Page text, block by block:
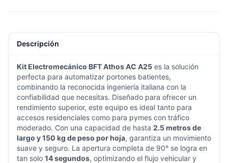
Descripción
Kit Electromecánico BFT Athos AC A25 es la solución
perfecta para automatizar portones batientes,
combinando la reconocida ingeniería italiana con la
confiabilidad que necesitas. Diseñado para ofrecer un
rendimiento superior, este equipo es ideal tanto para
accesos residenciales como para pymes con tráfico
moderado. Con una capacidad de hasta 2.5 metros de
largo y 150 kg de peso por hoja, garantiza un movimiento
suave y seguro. La apertura completa de 90° se logra en
tan solo 14 segundos, optimizando el flujo vehicular y